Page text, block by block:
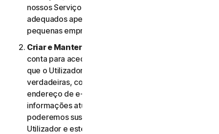
nossos Serviços para Consumidores são criados e
adequados apenas para consumidores e não para
pequenas empresas.
Criar e Manter uma Conta.
conta para aceder e usar os Serviços. É importante
que o Utilizador forneça informações de conta
verdadeiras, completas e atualizadas (incluindo um
endereço de e-mail válido) e mantenha essas
informações atualizadas. Se não o fizer,
poderemos suspender ou cessar a conta do
Utilizador e este poderá não receber notificações